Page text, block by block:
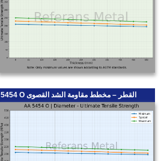
5454 O القطر – مخطط مقاومة الشد القصوى